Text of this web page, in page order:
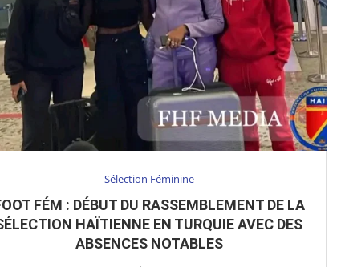
Sélection Féminine
FÉM : DÉBUT DU RASSEMBLEMENT DE LA
HAÏTIENNE EN TURQUIE AVEC DES
ABSENCES NOTABLES